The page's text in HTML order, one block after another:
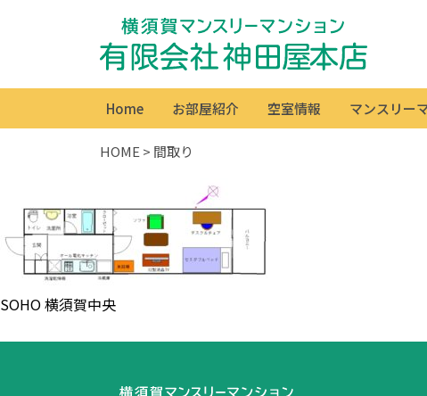
Home お部屋紹介 空室情報 マンスリー
HOME > 間取り
SOHO 横須賀中央